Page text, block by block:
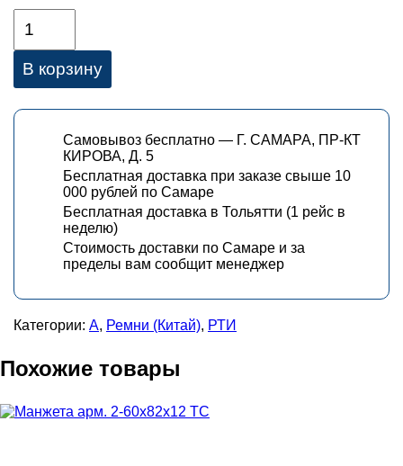
В корзину
Самовывоз бесплатно — Г. САМАРА, ПР-КТ
КИРОВА, Д. 5
Бесплатная доставка при заказе свыше 10
000 рублей по Самаре
Бесплатная доставка в Тольятти (1 рейс в
неделю)
Стоимость доставки по Самаре и за
пределы вам сообщит менеджер
Категории: А, Ремни (Китай), РТИ
Похожие товары